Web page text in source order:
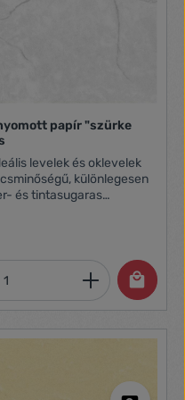
a vagy
papír "szürke
súlya: 90 g/m2
Adja